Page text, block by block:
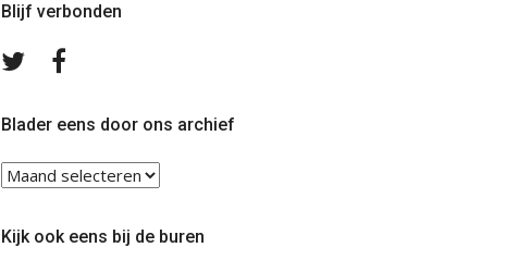
Blijf verbonden
Volg
TwitterFacebook
Blader eens door ons archief
Blader
eens
ons
Kijk ook eens bij de buren